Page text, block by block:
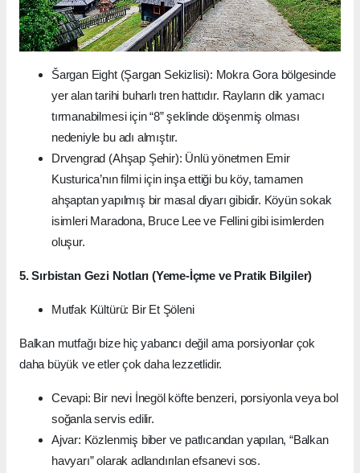
Šargan Eight (Şargan Sekizlisi): Mokra Gora bölgesinde
yer alan tarihi buharlı tren hattıdır. Rayların dik yamacı
tırmanabilmesi için “8” şeklinde döşenmiş olması
nedeniyle bu adı almıştır.
Drvengrad (Ahşap Şehir): Ünlü yönetmen Emir
Kusturica’nın filmi için inşa ettiği bu köy, tamamen
ahşaptan yapılmış bir masal diyarı gibidir. Köyün sokak
isimleri Maradona, Bruce Lee ve Fellini gibi isimlerden
oluşur.
5. Sırbistan Gezi Notları (Yeme-İçme ve Pratik Bilgiler)
Mutfak Kültürü: Bir Et Şöleni
Balkan mutfağı bize hiç yabancı değil ama porsiyonlar çok
daha büyük ve etler çok daha lezzetlidir.
Cevapi: Bir nevi İnegöl köfte benzeri, porsiyonla veya bol
soğanla servis edilir.
Ajvar: Közlenmiş biber ve patlıcandan yapılan, “Balkan
havyarı” olarak adlandırılan efsanevi sos.